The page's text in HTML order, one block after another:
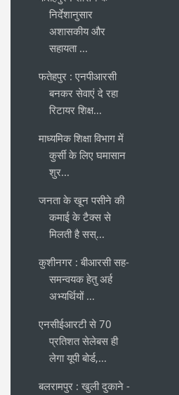
निर्देशानुसार
अशासकीय और
सहायता ...
फतेहपुर : एनपीआरसी
बनकर सेवाएं दे रहा
रिटायर शिक्ष...
माध्यमिक शिक्षा विभाग में
कुर्सी के लिए घमासान
शुर...
जनता के खून पसीने की
कमाई के टैक्स से
मिलती है सस्...
कुशीनगर : बीआरसी सह-
समन्वयक हेतु अर्ह
अभ्यर्थियों ...
एनसीईआरटी से 70
प्रतिशत सेलेबस ही
लेगा यूपी बोर्ड,...
बलरामपुर : खुली दुकाने -